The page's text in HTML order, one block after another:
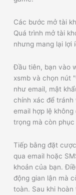
Các bước mở tài
Quá trình mở tài
nhưng mang lại lợi
Đầu tiên, bạn vào
xsmb và chọn nút
như email, mật
chính xác để tránh
email hợp lệ
trọng mà còn
Tiếp bằng đặt
qua email hoặc
khoản của bạn.
động gian lận mà
toàn. Sau khi